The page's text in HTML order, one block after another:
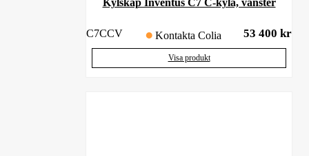
Kylskåp Inventus C7 C-kyla, vänster
C7CCV Kontakta Colia 53 400 kr
Visa produkt